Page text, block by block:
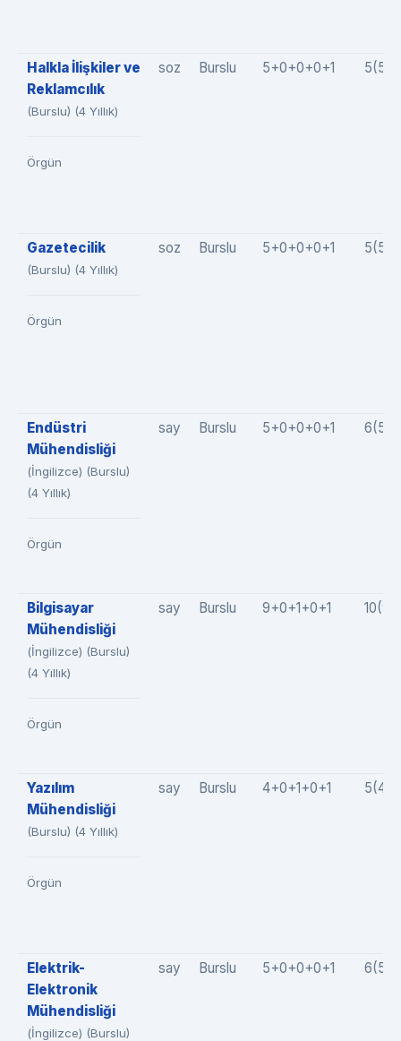
Halkla İlişkiler ve
Reklamcılık
(Burslu) (4 Yıllık)
Örgün
soz Burslu 5+0+0+0+1
Gazetecilik
(Burslu) (4 Yıllık)
Örgün
soz Burslu 5+0+0+0+1
Endüstri
Mühendisliği
(İngilizce) (Burslu)
(4 Yıllık)
Örgün
say Burslu 5+0+0+0+1
Bilgisayar
Mühendisliği
(İngilizce) (Burslu)
(4 Yıllık)
Örgün
say Burslu 9+0+1+0+1
Yazılım
Mühendisliği
(Burslu) (4 Yıllık)
Örgün
say Burslu 4+0+1+0+1
Elektrik-
Elektronik
Mühendisliği
(İngilizce) (Burslu)
say Burslu 5+0+0+0+1